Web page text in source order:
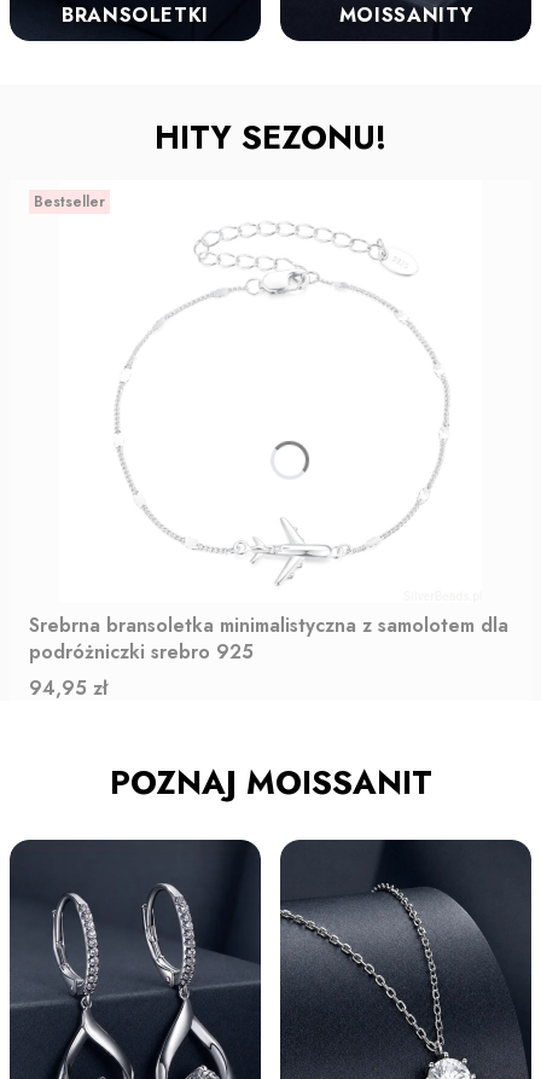
BRANSOLETKI MOISSANITY
HITY SEZONU!
Bestseller
Srebrna bransoletka minimalistyczna z samolotem dla
podróżniczki srebro 925
Cena
94,95 zł
POZNAJ MOISSANIT